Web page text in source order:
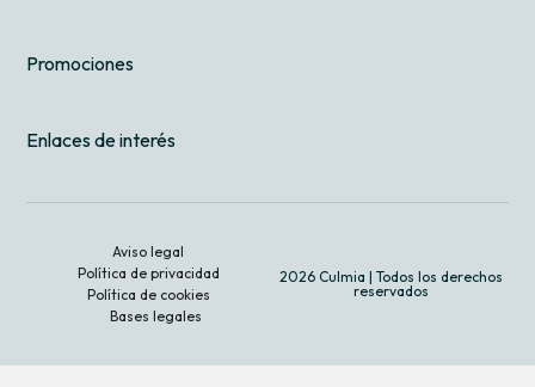
Promociones
Enlaces de interés
Aviso legal
Política de privacidad
Política de cookies
Bases legales
2026 Culmia | Todos los derechos
reservados